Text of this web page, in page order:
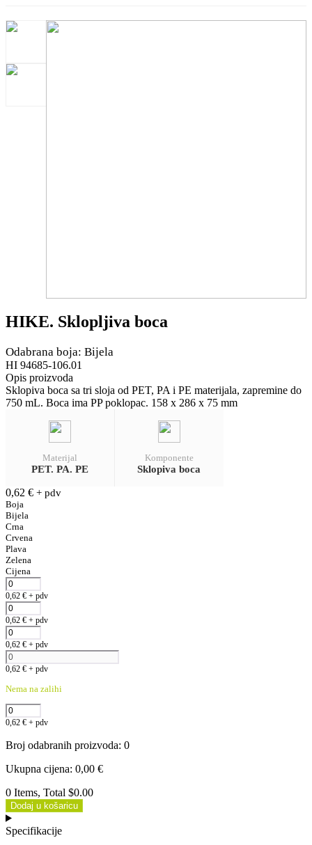
HIKE. Sklopljiva boca
Odabrana boja: Bijela
HI 94685-106.01
Opis proizvoda
Sklopiva boca sa tri sloja od PET, PA i PE materijala, zapremine do
750 mL. Boca ima PP poklopac. 158 x 286 x 75 mm
Materijal
PET. PA. PE
Komponente
Sklopiva boca
0,62 € + pdv
Boja
Bijela
Crna
Crvena
Plava
Zelena
Cijena
0,62 € + pdv
0,62 € + pdv
0,62 € + pdv
0,62 € + pdv
Nema na zalihi
0,62 € + pdv
Broj odabranih proizvoda: 0
Ukupna cijena: 0,00 €
0 Items, Total $0.00
Dodaj u košaricu
Specifikacije